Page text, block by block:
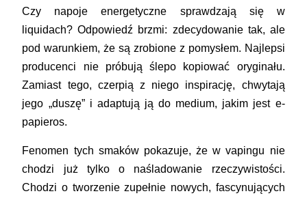
Czy napoje energetyczne sprawdzają się w
liquidach? Odpowiedź brzmi: zdecydowanie tak, ale
pod warunkiem, że są zrobione z pomysłem. Najlepsi
producenci nie próbują ślepo kopiować oryginału.
Zamiast tego, czerpią z niego inspirację, chwytają
jego „duszę” i adaptują ją do medium, jakim jest e-
papieros.
Fenomen tych smaków pokazuje, że w vapingu nie
chodzi już tylko o naśladowanie rzeczywistości.
Chodzi o tworzenie zupełnie nowych, fascynujących